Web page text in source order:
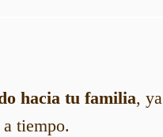
hacia tu familia, ya
tiempo.